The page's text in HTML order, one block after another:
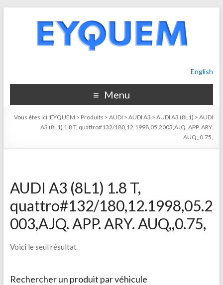
English
Menu
Vous êtes ici :EYQUEM > Produits >AUDI >AUDI A3 >AUDI A3 (8L1) >AUDI
A3 (8L1) 1.8 T, quattro#132/180,12.1998,05.2003,AJQ. APP. ARY.
AUQ,,0.75,
AUDI A3 (8L1) 1.8 T,
quattro#132/180,12.1998,05.2
003,AJQ. APP. ARY. AUQ,,0.75,
Voici le seul résultat
Rechercher un produit par véhicule